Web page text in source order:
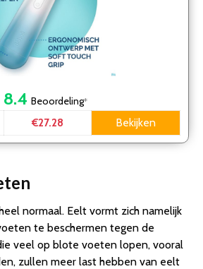
8.4 Beoordeling*
€27.28 Bekijken
normaal. Eelt vormt zich namelijk
te beschermen tegen de
veel op blote voeten lopen, vooral
zullen meer last hebben van eelt